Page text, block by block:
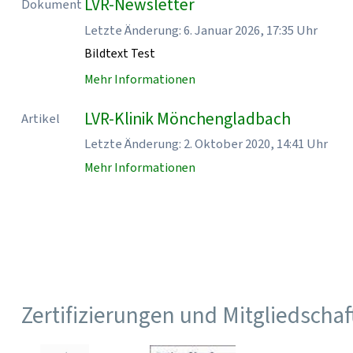
Dokument LVR-Newsletter
Letzte Änderung: 6. Januar 2026, 17:35 Uhr
Bildtext Test
Mehr Informationen
Artikel LVR-Klinik Mönchengladbach
Letzte Änderung: 2. Oktober 2020, 14:41 Uhr
Mehr Informationen
Zertifizierungen und